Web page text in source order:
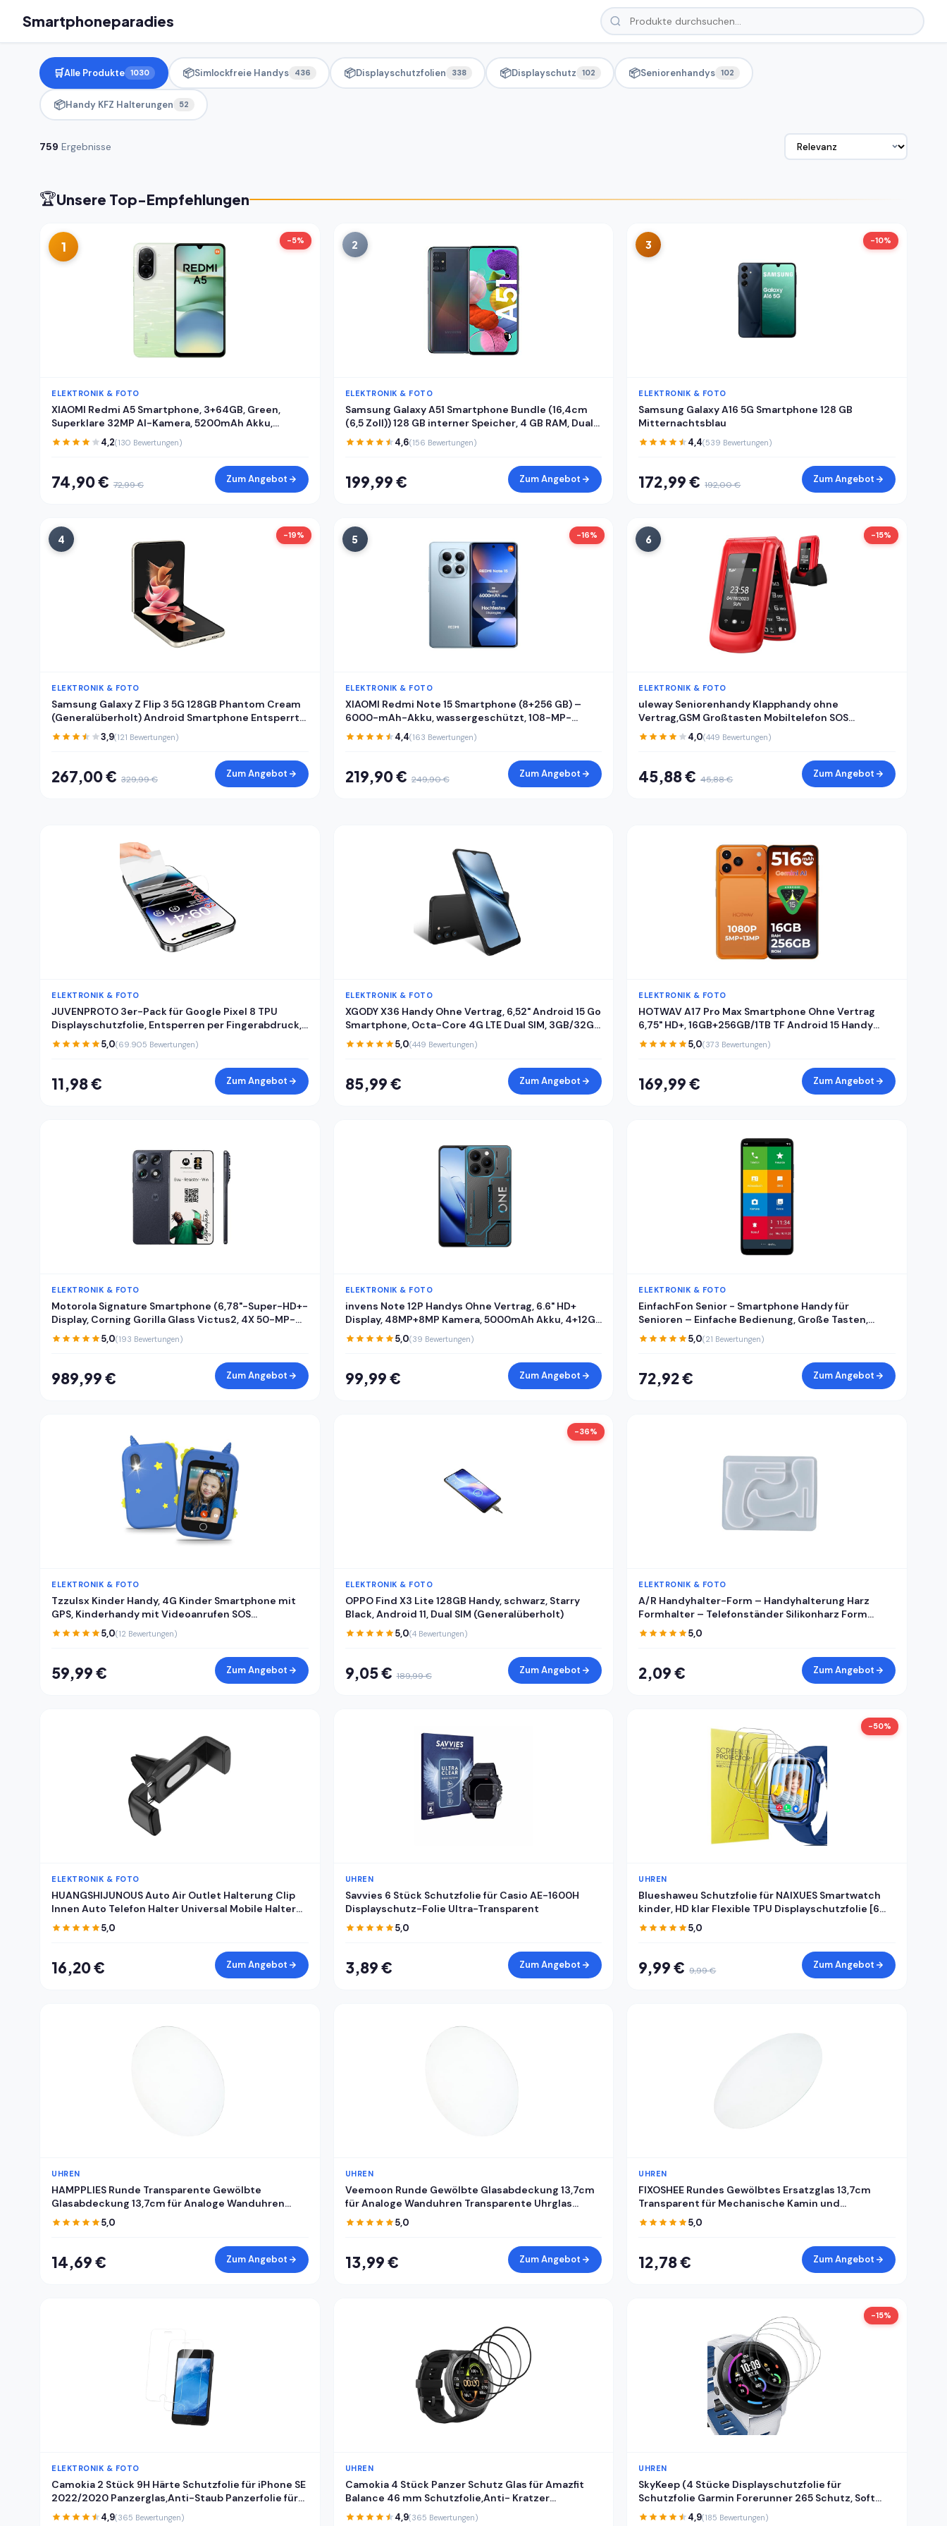
Smartphoneparadies
🛒Alle Produkte 1030 📦Simlockfreie Handys 436 📦Displayschutzfolien 338 📦Displayschutz 102 📦Seniorenhandys 102
📦Handy KFZ Halterungen 52
759 Ergebnisse
🏆Unsere Top-Empfehlungen
1 -5%
ELEKTRONIK & FOTO
XIAOMI Redmi A5 Smartphone, 3+64GB, Green,
Superklare 32MP AI-Kamera, 5200mAh Akku,
Leistungsstarker Octa-Core-Prozessor,
Immersives 6,88" 120Hz Display
4,2(130 Bewertungen)
74,90 € 72,99 € Zum Angebot
2
ELEKTRONIK & FOTO
Samsung Galaxy A51 Smartphone Bundle (16,4cm
(6,5 Zoll)) 128 GB interner Speicher, 4 GB RAM, Dual
SIM, Android inkl. 24 Monate Herstellergarantie
[Exklusiv bei Amazon] Deutsche Version
4,6(156 Bewertungen)
199,99 € Zum Angebot
3 -10%
ELEKTRONIK & FOTO
Samsung Galaxy A16 5G Smartphone 128 GB
Mitternachtsblau
4,4(539 Bewertungen)
172,99 € 192,00 € Zum Angebot
4 -19%
ELEKTRONIK & FOTO
Samsung Galaxy Z Flip 3 5G 128GB Phantom Cream
(Generalüberholt) Android Smartphone Entsperrt
mit Garantie
3,9(121 Bewertungen)
267,00 € 329,99 € Zum Angebot
5 -16%
ELEKTRONIK & FOTO
XIAOMI Redmi Note 15 Smartphone (8+256 GB) –
6000-mAh-Akku, wassergeschützt, 108-MP-
Kamera, 6,77" FHD+ Display, Gletscherblau, 2 Jahre
Garantie
4,4(163 Bewertungen)
219,90 € 249,90 € Zum Angebot
6 -15%
ELEKTRONIK & FOTO
uleway Seniorenhandy Klapphandy ohne
Vertrag,GSM Großtasten Mobiltelefon SOS
Notruffunktion,Taschenlampe,FM Radio,2.4 Zoll
Dual Display Handy für Senioren (Blau)(mit
4,0(449 Bewertungen)
45,88 € 45,88 € Zum Angebot
ELEKTRONIK & FOTO
JUVENPROTO 3er-Pack für Google Pixel 8 TPU
Displayschutzfolie, Entsperren per Fingerabdruck,
HD, kratzfest, blasenfrei, ultradünn, einfache
Installation für Pixel 8
5,0(69.905 Bewertungen)
11,98 € Zum Angebot
ELEKTRONIK & FOTO
XGODY X36 Handy Ohne Vertrag, 6,52" Android 15 Go
Smartphone, Octa-Core 4G LTE Dual SIM, 3GB/32GB
(256GB Erweiterbar), 4200mAh, 13MP+5MP Kamera,
Gesichtserkennung, USB-C, GPS, Schwarz
5,0(449 Bewertungen)
85,99 € Zum Angebot
ELEKTRONIK & FOTO
HOTWAV A17 Pro Max Smartphone Ohne Vertrag
6,75" HD+, 16GB+256GB/1TB TF Android 15 Handy
ohne vertrag, 5160mAh Akku Quick-Charge, Dual
SIM 4G Handys,Fingerabdruck/Face ID/Gemini
5,0(373 Bewertungen)
169,99 € Zum Angebot
ELEKTRONIK & FOTO
Motorola Signature Smartphone (6,78"-Super-HD+-
Display, Corning Gorilla Glass Victus2, 4X 50-MP-
Kameras, 16/512GB, 5100mAh, 90W-TurboPower +
50W kabelloses Aufladen) Pantone Carbon, inkl.
5,0(193 Bewertungen)
989,99 € Zum Angebot
ELEKTRONIK & FOTO
invens Note 12P Handys Ohne Vertrag, 6.6" HD+
Display, 48MP+8MP Kamera, 5000mAh Akku, 4+12GB
RAM 128GB ROM, Android 15 günstiges Smartphone,
Dual SIM Handy + TF, Face ID/Fingerabdruck,
5,0(39 Bewertungen)
99,99 € Zum Angebot
ELEKTRONIK & FOTO
EinfachFon Senior - Smartphone Handy für
Senioren – Einfache Bedienung, Große Tasten,
Notruf, Kamera
5,0(21 Bewertungen)
72,92 € Zum Angebot
ELEKTRONIK & FOTO
Tzzulsx Kinder Handy, 4G Kinder Smartphone mit
GPS, Kinderhandy mit Videoanrufen SOS
Schrittzähler Klassenmodus Wecker, Kindertelefon
Geburtstagsgeschenk Geschenke für Mädchen
5,0(12 Bewertungen)
59,99 € Zum Angebot
-36%
ELEKTRONIK & FOTO
OPPO Find X3 Lite 128GB Handy, schwarz, Starry
Black, Android 11, Dual SIM (Generalüberholt)
5,0(4 Bewertungen)
9,05 € 189,99 € Zum Angebot
ELEKTRONIK & FOTO
A/R Handyhalter-Form – Handyhalterung Harz
Formhalter – Telefonständer Silikonharz Form
Handyhalter Form Handyhalterung Form
Handyhalterung Form Epoxidharz Gießform für DIY
5,0
2,09 € Zum Angebot
ELEKTRONIK & FOTO
HUANGSHIJUNOUS Auto Air Outlet Halterung Clip
Innen Auto Telefon Halter Universal Mobile Halter
ABS Auto Halterung Telefon Unterstützung Handy
Halter
5,0
16,20 € Zum Angebot
UHREN
Savvies 6 Stück Schutzfolie für Casio AE-1600H
Displayschutz-Folie Ultra-Transparent
5,0
3,89 € Zum Angebot
-50%
UHREN
Blueshaweu Schutzfolie für NAIXUES Smartwatch
kinder, HD klar Flexible TPU Displayschutzfolie [6
Stück] Kompatibel für NAIXUES 4G kinder GPS
Smartwatch (Transparenz)
5,0
9,99 € 9,99 € Zum Angebot
UHREN
HAMPPLIES Runde Transparente Gewölbte
Glasabdeckung 13,7cm für Analoge Wanduhren
Ersatz Uhrglas Selbstgemacht Abdeckung für
Mechanische Wanduhrzifferblätter
5,0
14,69 € Zum Angebot
UHREN
Veemoon Runde Gewölbte Glasabdeckung 13,7cm
für Analoge Wanduhren Transparente Uhrglas
Kuppel als Ersatz Staubdichte Klare
Uhrenglasabdeckung für Selbstgemacht
5,0
13,99 € Zum Angebot
UHREN
FIXOSHEE Rundes Gewölbtes Ersatzglas 13,7cm
Transparent für Mechanische Kamin und
Wanduhren mit Uhrkuppel und
Zifferblattabdeckung
5,0
12,78 € Zum Angebot
ELEKTRONIK & FOTO
Camokia 2 Stück 9H Härte Schutzfolie für iPhone SE
2022/2020 Panzerglas,Anti-Staub Panzerfolie für
iPhone SE 2022/2020 Schutzglas,HD Klar Volle
4,9(365 Bewertungen)
UHREN
Camokia 4 Stück Panzer Schutz Glas für Amazfit
Balance 46 mm Schutzfolie,Anti- Kratzer
Schutzglas für Panzerglas Amazfit Balance 46 mm
4,9(365 Bewertungen)
-15%
UHREN
SkyKeep (4 Stücke Displayschutzfolie für
Schutzfolie Garmin Forerunner 265 Schutz, Soft
TPU, Kratzfest, HD, Anti-Bläschen, Ultra-klar, für
4,9(185 Bewertungen)